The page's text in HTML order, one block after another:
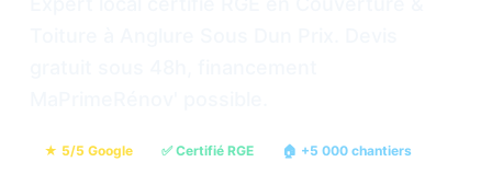
★ 5/5 Google ✅ Certifié RGE
🏠 +5 000 chantiers